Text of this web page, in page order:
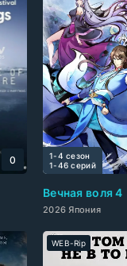
0
Вечная воля 4
2026 Япония
1-4 сезон
1-46 cерий
WEB-Rip